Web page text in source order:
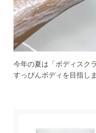
今年の夏は「ボディスク
すっぴんボディを目指し